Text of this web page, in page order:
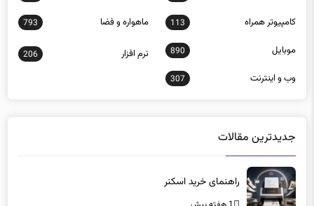
كامپيوتر همراه 113 ماهواره و فضا 793
موبايل 890 نرم افزار 206
وب و اينترنت 307
جدیدترین مقالات
راهنمای خرید اسکنر